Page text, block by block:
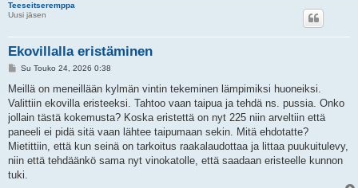
Teeseitseremppa
Uusi jäsen
Ekovillalla eristäminen
V
e
t
i
Su Touko 24, 2026 0:38
Meillä on meneillään kylmän vintin tekeminen lämpimiksi huoneiksi.
Valittiin ekovilla eristeeksi. Tahtoo vaan taipua ja tehdä ns. pussia. Onko
jollain tästä kokemusta? Koska eristettä on nyt 225 niin arveltiin että
paneeli ei pidä sitä vaan lähtee taipumaan sekin. Mitä ehdotatte?
Mietittiin, että kun seinä on tarkoitus raakalaudottaa ja littaa puukuitulevy,
niin että tehdäänkö sama nyt vinokatolle, että saadaan eristeelle kunnon
tuki.